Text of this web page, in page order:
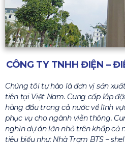
CÔNG TY TNHH ĐIỆN –
Chúng tôi tự hào là đơn vị sản
tiên tại Việt Nam. Cung cấp lắp
hàng đầu trong cả nước về lĩnh
phục vụ cho ngành viễn thông.
nghìn dự án lớn nhỏ trên khắp cả
tiêu biểu như: Nhà Trạm BTS –